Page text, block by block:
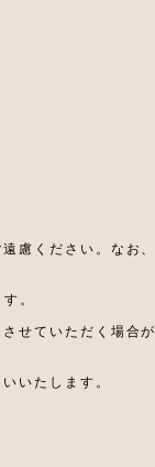
慮ください。 なお、
。
せていただく場合が
いたします。